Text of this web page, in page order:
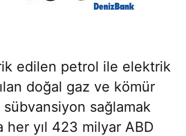
edilen petrol ile elektrik
doğal gaz ve kömür
sağlamak
her yıl 423 milyar ABD